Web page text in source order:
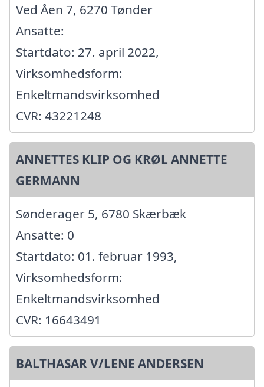
Ved Åen 7, 6270 Tønder
Ansatte:
Startdato: 27. april 2022,
Virksomhedsform:
Enkeltmandsvirksomhed
CVR: 43221248
ANNETTES KLIP OG KRØL ANNETTE
GERMANN
Sønderager 5, 6780 Skærbæk
Ansatte: 0
Startdato: 01. februar 1993,
Virksomhedsform:
Enkeltmandsvirksomhed
CVR: 16643491
BALTHASAR V/LENE ANDERSEN